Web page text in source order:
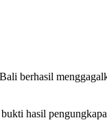
berhasil
hasil